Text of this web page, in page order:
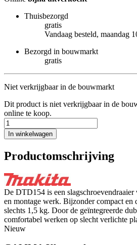
Thuisbezorgd
gratis
Vandaag besteld, maandag
Bezorgd in bouwmarkt
gratis
Niet verkrijgbaar in de bouwmarkt
Dit product is niet verkrijgbaar in de
online te koop.
In winkelwagen
Productomschrijving
De DTD154 is een
en montage werk. Bijzonder compact en
slechts 1,5 kg. Door de geïntegreerde
comfortabel werken op slecht verlichte
Nieuw